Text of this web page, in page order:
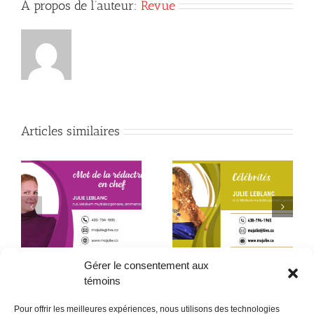
Gérer le consentement aux
témoins
Pour offrir les meilleures expériences, nous utilisons des technologies
À propos de l’auteur: Revue
Articles similaires
Début de la quatrième
année
Le père que mon âme
a choisi – 2ᵉ partie